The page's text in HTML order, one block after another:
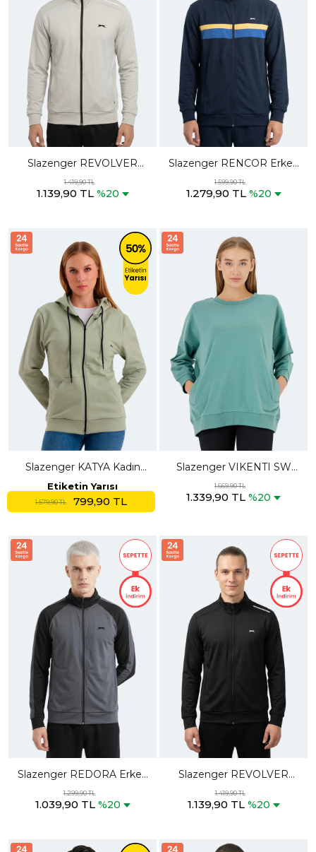
Slazenger REVOLVER
Erkek Fermuarlı Dik Yaka
Cepli Gri Sweatshırt
1.419,90 TL
1.139,90 TL %20
Slazenger RENCOR Erkek
Dik Yaka Fermuarlı Lacivert
Sweatshırt
1.599,90 TL
1.279,90 TL %20
Slazenger KATYA Kadın
Fermuarlı Kapüşonlu Cepli
Yeşil Sweatshırt
Etiketin Yarısı
1.579,90 TL 799,90 TL
Slazenger VIKENTI SW
Kadın Cepli Oversıze Yeşil
Sweatshırt
1.669,90 TL
1.339,90 TL %20
Slazenger REDORA Erkek
Dik Yaka Fermuarlı Koyu Gri
Sweatshırt
1.299,90 TL
1.039,90 TL %20
Slazenger REVOLVER
Erkek Fermuarlı Dik Yaka
Cepli Siyah Sweatshırt
1.419,90 TL
1.139,90 TL %20